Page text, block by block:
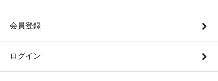
会員登録
ログイン